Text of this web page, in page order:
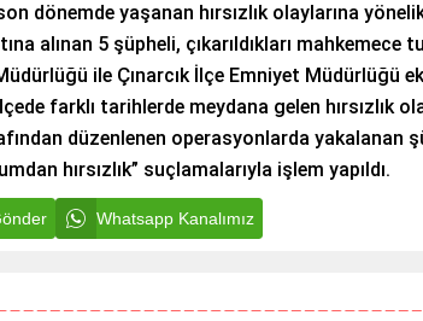
dönemde yaşanan hırsızlık olaylarına
alınan 5 şüpheli, çıkarıldıkları mahkemece
ile Çınarcık İlçe Emniyet Müdürlüğü
farklı tarihlerde meydana gelen hırsızlık
düzenlenen operasyonlarda yakalanan
hırsızlık” suçlamalarıyla işlem yapıldı.
Whatsapp Kanalımız